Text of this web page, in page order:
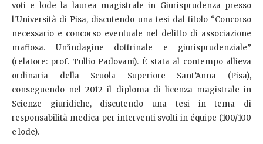
voti e lode la laurea magistrale in Giurisprudenza presso
l'Università di Pisa, discutendo una tesi dal titolo “Concorso
necessario e concorso eventuale nel delitto di associazione
mafiosa. Un’indagine dottrinale e giurisprudenziale”
(relatore: prof. Tullio Padovani). È stata al contempo allieva
ordinaria della Scuola Superiore Sant’Anna (Pisa),
conseguendo nel 2012 il diploma di licenza magistrale in
Scienze giuridiche, discutendo una tesi in tema di
responsabilità medica per interventi svolti in équipe (100/100
e lode).